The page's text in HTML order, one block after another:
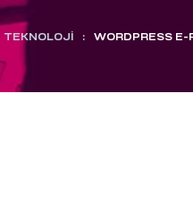
TEKNOLOJI : WORDPRESS E-